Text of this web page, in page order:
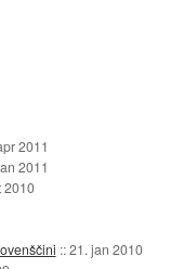
2011
2011
2010
::21. jan 2010